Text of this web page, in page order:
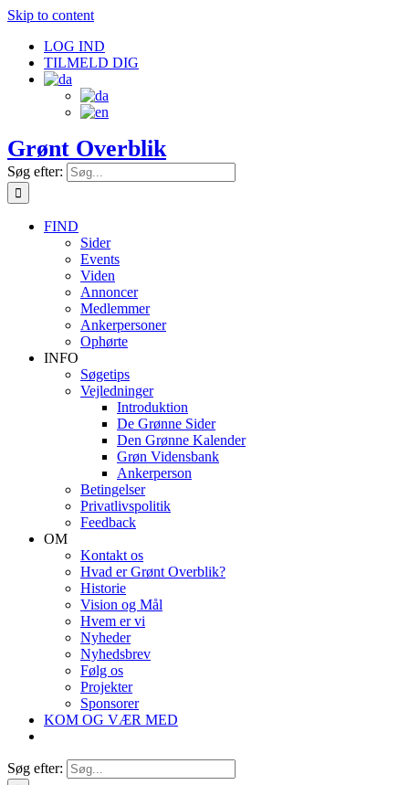
Skip to content
LOG IND
TILMELD DIG
Grønt Overblik
Søg efter:
FIND
Sider
Events
Viden
Annoncer
Medlemmer
Ankerpersoner
Ophørte
INFO
Søgetips
Vejledninger
Introduktion
De Grønne Sider
Den Grønne Kalender
Grøn Vidensbank
Ankerperson
Betingelser
Privatlivspolitik
Feedback
OM
Kontakt os
Hvad er Grønt Overblik?
Historie
Vision og Mål
Hvem er vi
Nyheder
Nyhedsbrev
Følg os
Projekter
Sponsorer
KOM OG VÆR MED
Søg efter: